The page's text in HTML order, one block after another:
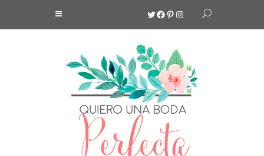
Twitter
Facebook
Pinterest
Instagram